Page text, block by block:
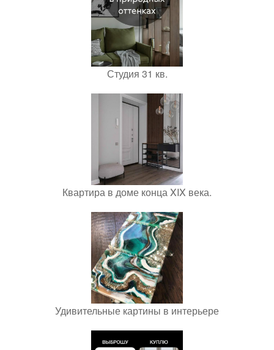
Студия 31 кв.
Квартира в доме конца XIX века.
Удивительные картины в интерьере